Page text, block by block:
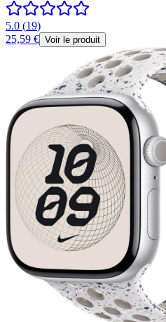
5.0 (19)
25,59 € Voir le produit